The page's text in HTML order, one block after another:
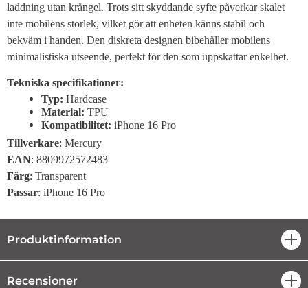
laddning utan krångel. Trots sitt skyddande syfte påverkar skalet
inte mobilens storlek, vilket gör att enheten känns stabil och
bekväm i handen. Den diskreta designen bibehåller mobilens
minimalistiska utseende, perfekt för den som uppskattar enkelhet.
Tekniska specifikationer:
Typ: Hardcase
Material: TPU
Kompatibilitet: iPhone 16 Pro
Tillverkare: Mercury
EAN: 8809972572483
Färg: Transparent
Passar: iPhone 16 Pro
Produktinformation
Recensioner